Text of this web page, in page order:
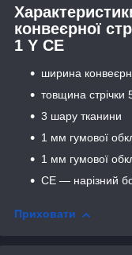
конвеєрної
1 Y CE
ширина
товщина стрічки
3 шару тканини
1 мм гумової
1 мм гумової
СЕ — нарізний
Приховати